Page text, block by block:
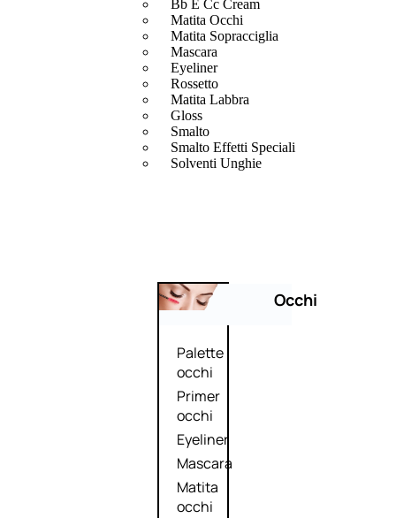
Bb E Cc Cream
Matita Occhi
Matita Sopracciglia
Mascara
Eyeliner
Rossetto
Matita Labbra
Gloss
Smalto
Smalto Effetti Speciali
Solventi Unghie
Occhi
Palette
occhi
Primer
occhi
Eyeliner
Mascara
Matita
occhi